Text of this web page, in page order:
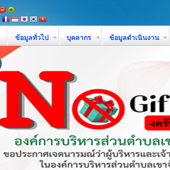
ข้อมูลทั่วไป บุคลากร ข้อมูลดำเนินงาน